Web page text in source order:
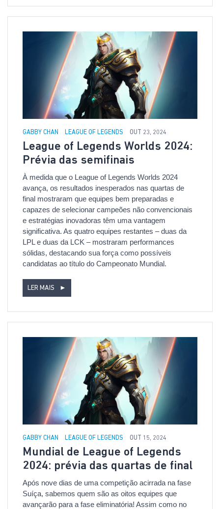
GABBY CHAN LEAGUE OF LEGENDS OUT 23, 2024
League of Legends Worlds 2024:
Prévia das semifinais
À medida que o League of Legends Worlds 2024
avança, os resultados inesperados nas quartas de
final mostraram que equipes bem preparadas e
capazes de selecionar campeões não convencionais
e estratégias inovadoras têm uma vantagem
significativa. As quatro equipes restantes – duas da
LPL e duas da LCK – mostraram performances
sólidas, destacando sua força como possíveis
candidatas ao título do Campeonato Mundial.
LER MAIS ►
GABBY CHAN LEAGUE OF LEGENDS OUT 15, 2024
Mundial de League of Legends
2024: prévia das quartas de final
Após nove dias de uma competição acirrada na fase
Suíça, sabemos quem são as oitos equipes que
avançarão para a fase eliminatória! Assim como no